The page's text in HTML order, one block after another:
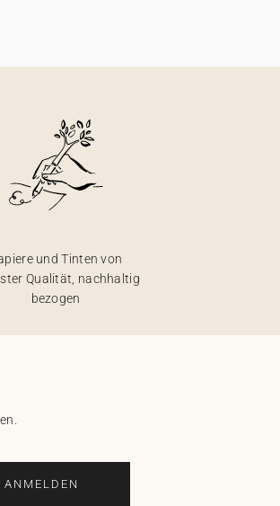
und Tinten von
Qualität, nachhaltig
bezogen
ANMELDEN